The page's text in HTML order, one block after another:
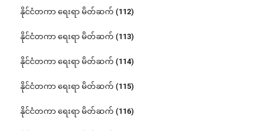
နိုင်ငံတကာ ရေးရာ မိတ်ဆက် (112)
နိုင်ငံတကာ ရေးရာ မိတ်ဆက် (113)
နိုင်ငံတကာ ရေးရာ မိတ်ဆက် (114)
နိုင်ငံတကာ ရေးရာ မိတ်ဆက် (115)
နိုင်ငံတကာ ရေးရာ မိတ်ဆက် (116)